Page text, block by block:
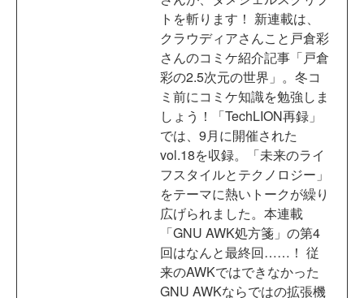
トを斬ります！ 新連載は、
クラウディアさんこと戸倉彩
さんのコミケ紹介記事「戸倉
彩の2.5次元の世界」。冬コ
ミ前にコミケ知識を勉強しま
しょう！「TechLION再録」
では、9月に開催された
vol.18を収録。「未来のライ
フスタイルとテクノロジー」
をテーマに熱いトークが繰り
広げられました。本連載
「GNU AWK処方箋」の第4
回はなんと最終回……！ 従
来のAWKではできなかった
GNU AWKならではの拡張機